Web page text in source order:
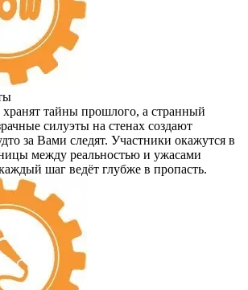
хранят тайны прошлого, а странный
силуэты на стенах создают
за Вами следят. Участники окажутся в
между реальностью и ужасами
шаг ведёт глубже в пропасть.